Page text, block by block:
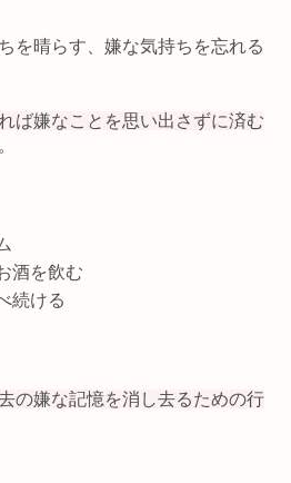
を晴らす、嫌な気持ちを忘れる
ば嫌なことを思い出さずに済む
酒を飲む
続ける
の嫌な記憶を消し去るための行